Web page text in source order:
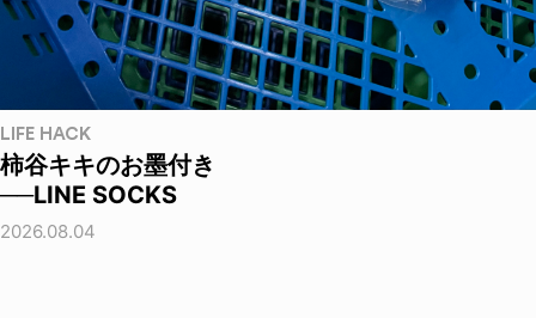
LIFE HACK
柿谷キキのお墨付き
──LINE SOCKS
2026.08.04